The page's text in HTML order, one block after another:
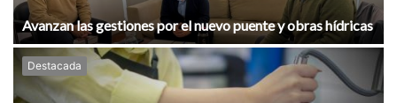
Avanzan las gestiones por el nuevo puente y obras hídricas
Destacada